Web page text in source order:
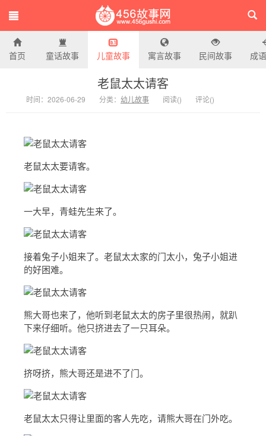
456故事网
首页 童话故事 儿童故事 寓言故事 民间故事 成
老鼠太太请客
时间：2026-06-29 分类： 幼儿故事 阅读() 评论()
老鼠太太要请客。
一大早，青蛙先生来了。
接着兔子小姐来了。老鼠太太家的门太小，兔子小姐进
的好困难。
熊大哥也来了，他听到老鼠太太的房子里很热闹，就趴
下来仔细听。他只挤进去了一只耳朵。
挤呀挤，熊大哥还是进不了门。
老鼠太太只得让里面的客人先吃，请熊大哥在门外吃。